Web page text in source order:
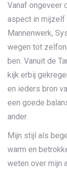
Vanaf ongeveer
aspect in mijzelf
Mannenwerk,
wegen tot
ben. Vanuit de
kijk erbij
en ieders bron
een goede
ander.
Mijn stijl als
warm en
weten over mijn